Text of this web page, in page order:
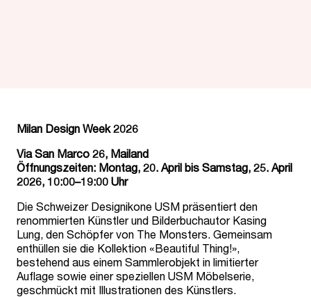
Milan Design Week 2026
Via San Marco 26, Mailand
Öffnungszeiten: Montag, 20. April bis Samstag, 25. April
2026, 10:00–19:00 Uhr
Die Schweizer Designikone USM präsentiert den
renommierten Künstler und Bilderbuchautor Kasing
Lung, den Schöpfer von The Monsters. Gemeinsam
enthüllen sie die Kollektion «Beautiful Thing!»,
bestehend aus einem Sammlerobjekt in limitierter
Auflage sowie einer speziellen USM Möbelserie,
geschmückt mit Illustrationen des Künstlers.